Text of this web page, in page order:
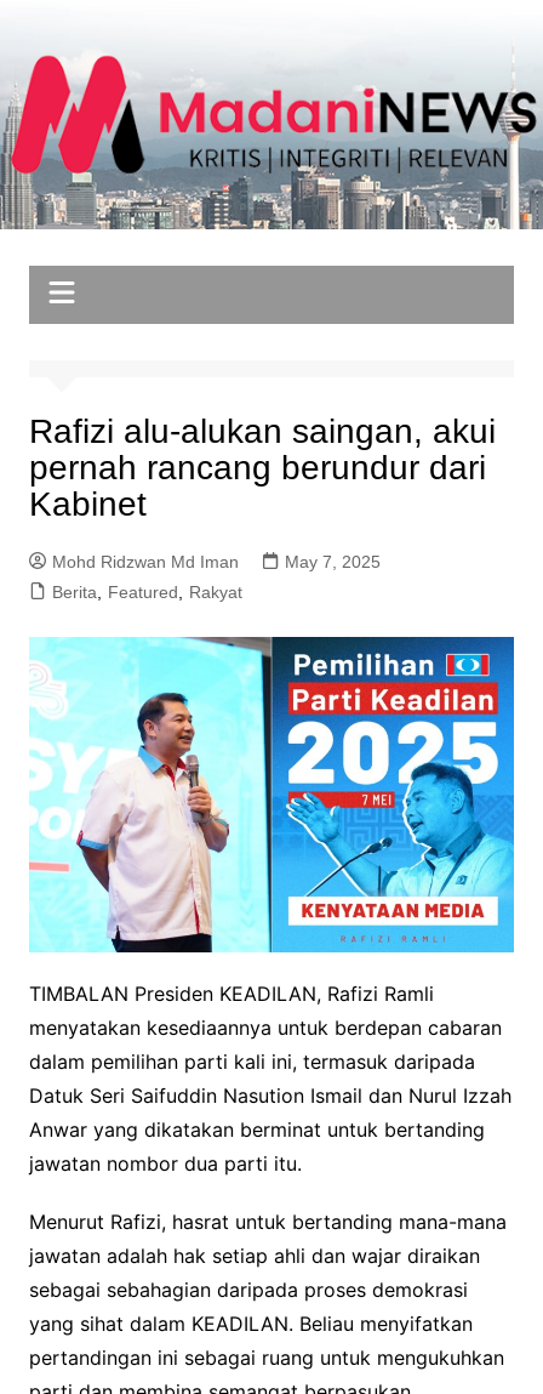
content
Rafizi alu-alukan saingan, akui
pernah rancang berundur dari
Kabinet
Mohd Ridzwan Md Iman
May 7, 2025
Berita, Featured, Rakyat
TIMBALAN Presiden KEADILAN, Rafizi Ramli
menyatakan kesediaannya untuk berdepan cabaran
dalam pemilihan parti kali ini, termasuk daripada
Datuk Seri Saifuddin Nasution Ismail dan Nurul Izzah
Anwar yang dikatakan berminat untuk bertanding
jawatan nombor dua parti itu.
Menurut Rafizi, hasrat untuk bertanding mana-mana
jawatan adalah hak setiap ahli dan wajar diraikan
sebagai sebahagian daripada proses demokrasi
yang sihat dalam KEADILAN. Beliau menyifatkan
pertandingan ini sebagai ruang untuk mengukuhkan